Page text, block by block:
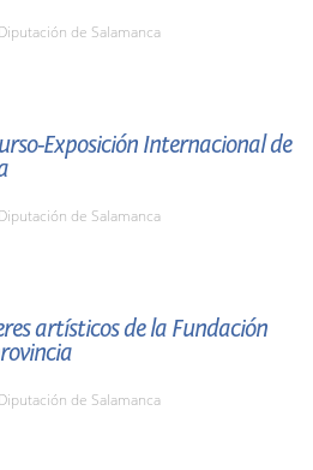
de Salamanca
Exposición Internacional de
de Salamanca
artísticos de la Fundación
de Salamanca